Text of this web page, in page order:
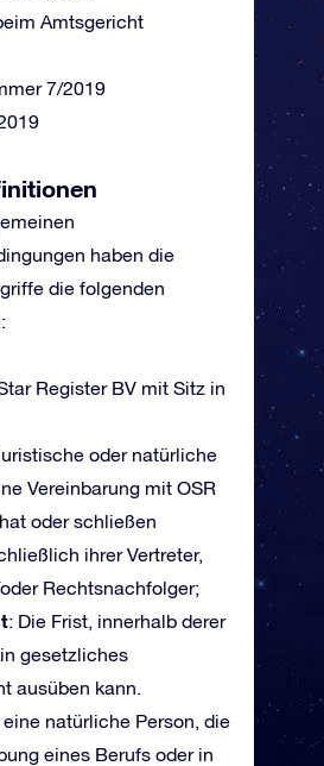
Amtsgericht
7/2019
haben die
die folgenden
Register BV mit Sitz in
oder natürliche
Vereinbarung mit OSR
oder schließen
ihrer Vertreter,
Rechtsnachfolger;
: Die Frist, innerhalb derer
gesetzliches
ausüben kann.
eine natürliche Person, die
eines Berufs oder in